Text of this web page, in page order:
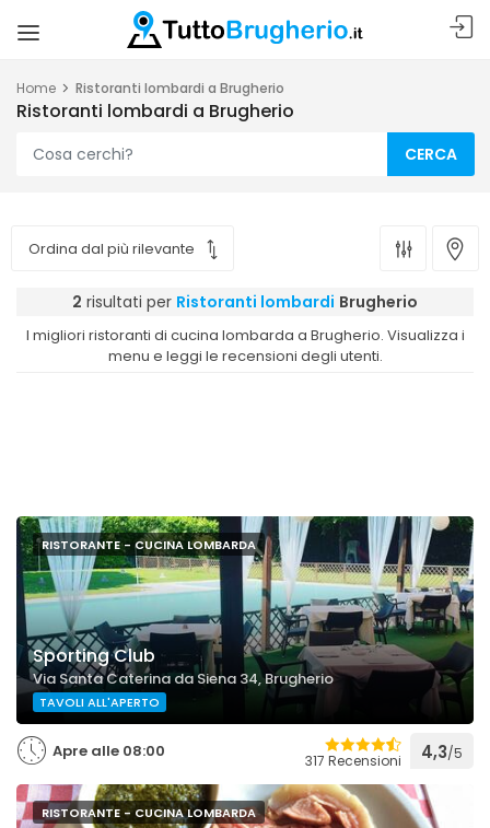
Home Ristoranti lombardi a Brugherio
Ristoranti lombardi a Brugherio
CERCA
2 risultati per Ristoranti lombardi Brugherio
I migliori ristoranti di cucina lombarda a Brugherio. Visualizza i
menu e leggi le recensioni degli utenti.
RISTORANTE - CUCINA LOMBARDA
Sporting Club
Via Santa Caterina da Siena 34, Brugherio
TAVOLI ALL'APERTO
Apre alle 08:00 317 Recensioni 4,3/5
RISTORANTE - CUCINA LOMBARDA